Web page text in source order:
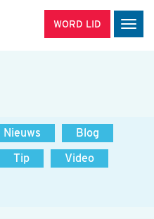
WORD LID
Nieuws
Blog
Tip
Video